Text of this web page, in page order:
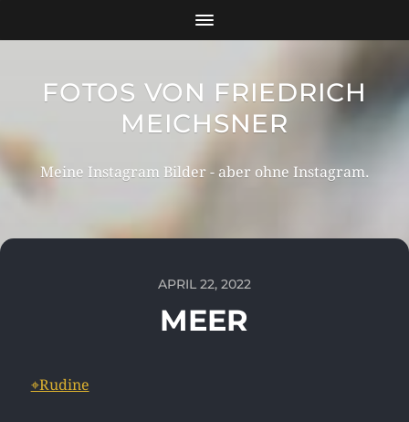
FOTOS VON FRIEDRICH
MEICHSNER
Meine Instagram Bilder - aber ohne Instagram.
APRIL 22, 2022
MEER
⌖Rudine